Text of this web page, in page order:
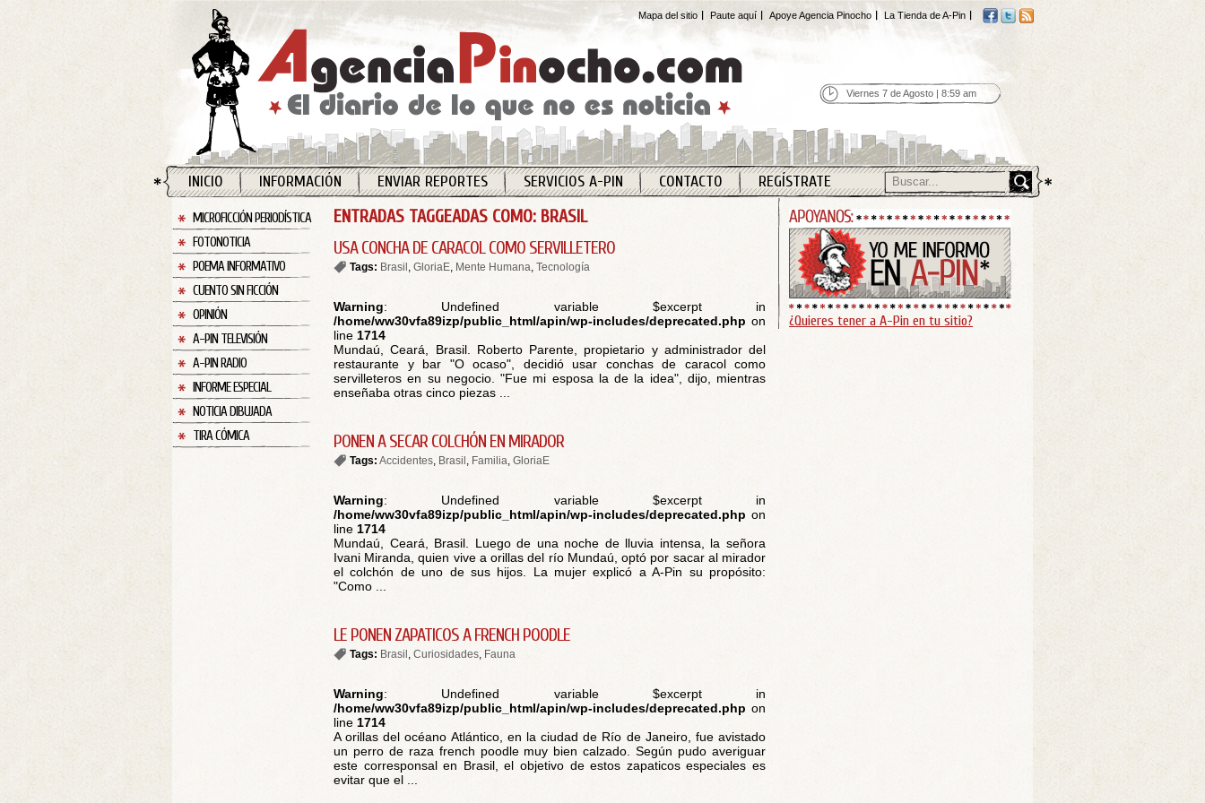
Mapa del sitio Paute aquí Apoye Agencia Pinocho La Tienda de A-Pin
Viernes 7 de Agosto | 8:59 am
INICIO INFORMACIÓN ENVIAR REPORTES SERVICIOS A-PIN CONTACTO REGÍSTRATE
MICROFICCIÓN PERIODÍSTICA
FOTONOTICIA
POEMA INFORMATIVO
CUENTO SIN FICCIÓN
OPINIÓN
A-PIN TELEVISIÓN
A-PIN RADIO
INFORME ESPECIAL
NOTICIA DIBUJADA
TIRA CÓMICA
ENTRADAS TAGGEADAS COMO: BRASIL
USA CONCHA DE CARACOL COMO SERVILLETERO
Tags: Brasil , GloriaE, Mente Humana, Tecnología
Warning: Undefined variable $excerpt in
/home/ww30vfa89izp/public_html/apin/wp-includes/deprecated.php on
line 1714
Mundaú, Ceará, Brasil. Roberto Parente, propietario y administrador del
restaurante y bar "O ocaso", decidió usar conchas de caracol como
servilleteros en su negocio. "Fue mi esposa la de la idea", dijo, mientras
enseñaba otras cinco piezas ...
PONEN A SECAR COLCHÓN EN MIRADOR
Tags: Accidentes, Brasil , Familia, GloriaE
Warning: Undefined variable $excerpt in
/home/ww30vfa89izp/public_html/apin/wp-includes/deprecated.php on
line 1714
Mundaú, Ceará, Brasil. Luego de una noche de lluvia intensa, la señora
Ivani Miranda, quien vive a orillas del río Mundaú, optó por sacar al mirador
el colchón de uno de sus hijos. La mujer explicó a A-Pin su propósito:
"Como ...
LE PONEN ZAPATICOS A FRENCH POODLE
Tags: Brasil , Curiosidades, Fauna
Warning: Undefined variable $excerpt in
/home/ww30vfa89izp/public_html/apin/wp-includes/deprecated.php on
line 1714
A orillas del océano Atlántico, en la ciudad de Río de Janeiro, fue avistado
un perro de raza french poodle muy bien calzado. Según pudo averiguar
este corresponsal en Brasil, el objetivo de estos zapaticos especiales es
evitar que el ...
¿Quieres tener a A-Pin en tu sitio?